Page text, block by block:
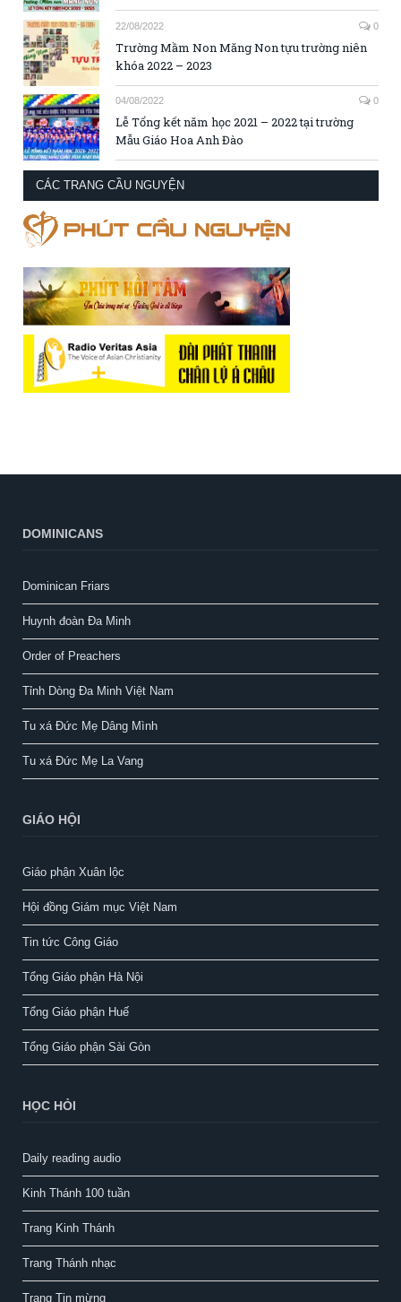
22/08/2022 0
Trường Mầm Non Măng Non tựu trường niên
khóa 2022 – 2023
04/08/2022 0
Lễ Tổng kết năm học 2021 – 2022 tại trường
Mẫu Giáo Hoa Anh Đào
CÁC TRANG CẦU NGUYỆN
DOMINICANS
Dominican Friars
Huynh đoàn Đa Minh
Order of Preachers
Tỉnh Dòng Đa Minh Việt Nam
Tu xá Đức Mẹ Dâng Mình
Tu xá Đức Mẹ La Vang
GIÁO HỘI
Giáo phận Xuân lộc
Hội đồng Giám mục Việt Nam
Tin tức Công Giáo
Tổng Giáo phận Hà Nội
Tổng Giáo phận Huế
Tổng Giáo phận Sài Gòn
HỌC HỎI
Daily reading audio
Kinh Thánh 100 tuần
Trang Kinh Thánh
Trang Thánh nhạc
Trang Tin mừng